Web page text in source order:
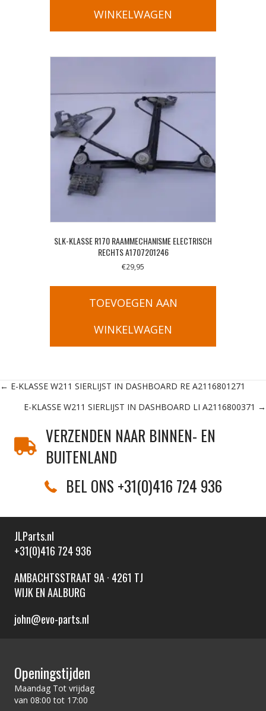
WINKELWAGEN
SLK-KLASSE R170 RAAMMECHANISME ELECTRISCH
RECHTS A1707201246
€29,95
TOEVOEGEN AAN
WINKELWAGEN
Posts
navigation
← E-KLASSE W211 SIERLIJST IN DASHBOARD RE A2116801271
E-KLASSE W211 SIERLIJST IN DASHBOARD LI A2116800371 →
VERZENDEN NAAR BINNEN- EN
BUITENLAND
BEL ONS +31(0)416 724 936
JLParts.nl
+31(0)416 724 936
AMBACHTSSTRAAT 9A · 4261 TJ
WIJK EN AALBURG
john@evo-parts.nl
Openingstijden
Maandag Tot vrijdag
van 08:00 tot 17:00